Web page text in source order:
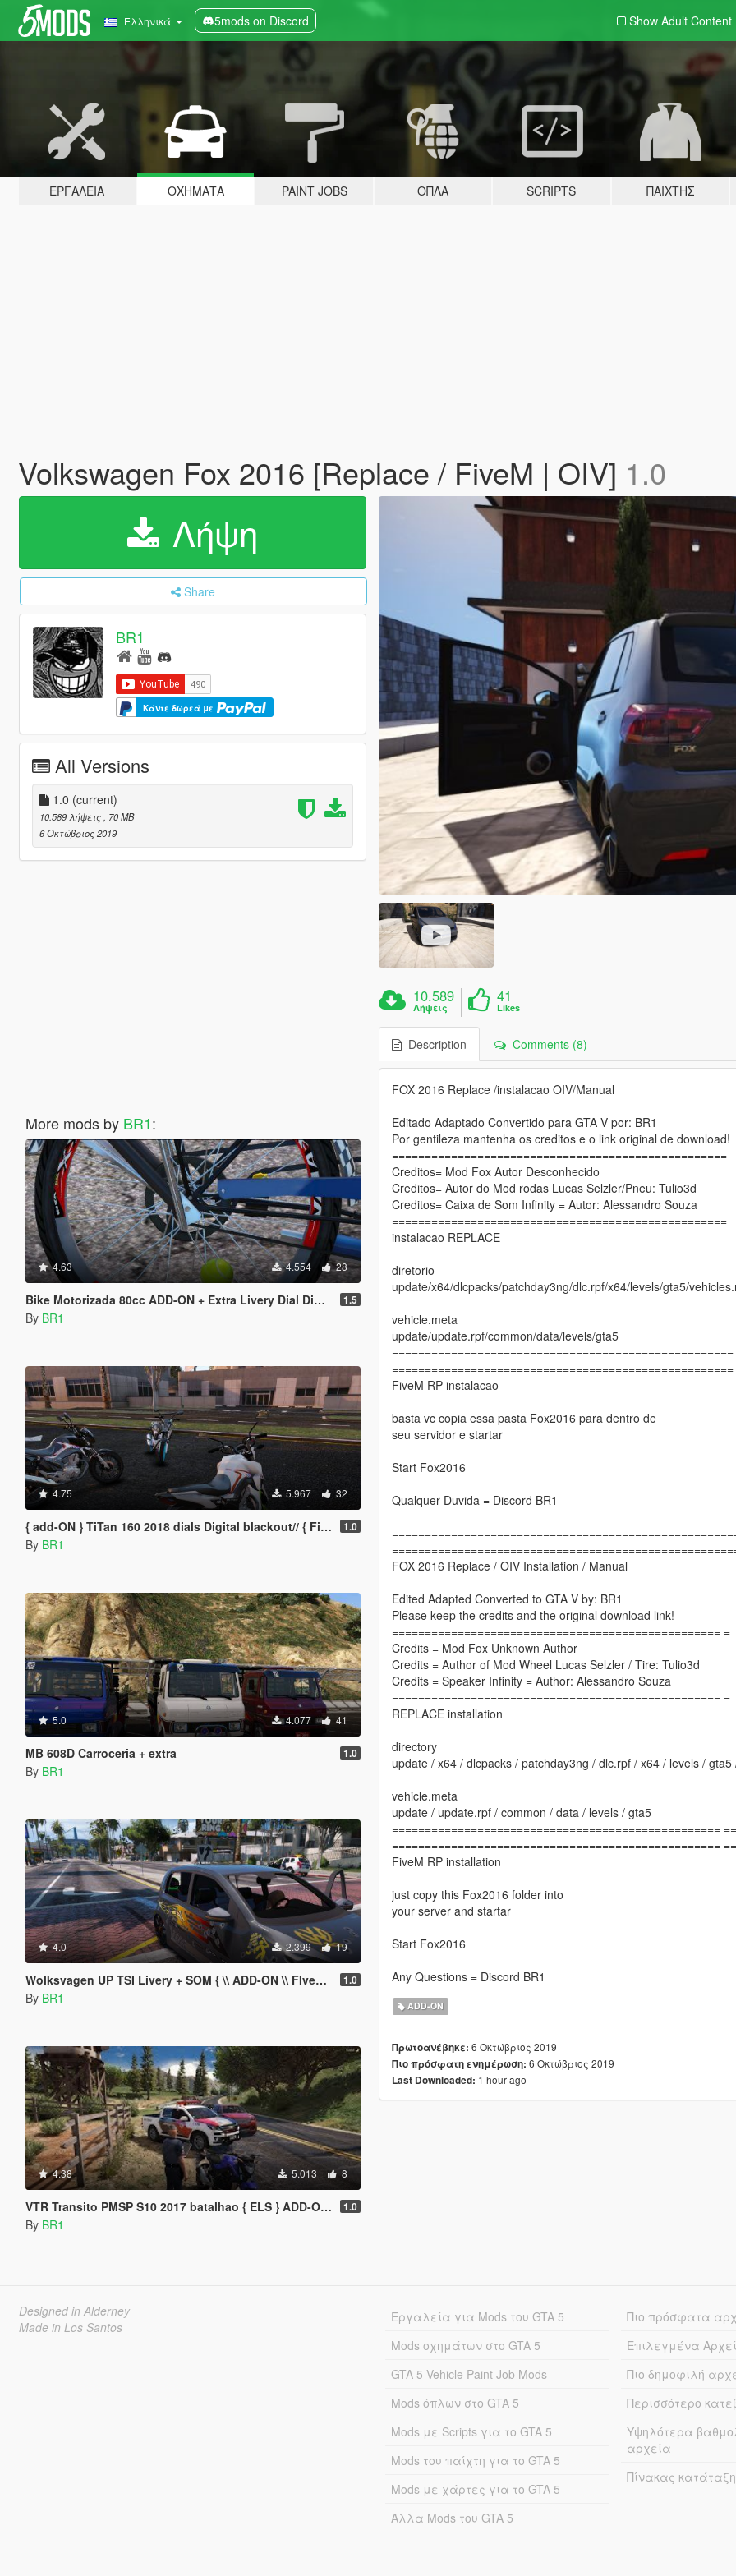
Ελληνικά 5mods on Discord Show Adult Content
ΕΡΓΑΛΕΊΑ ΟΧΉΜΑΤΑ PAINT JOBS ΌΠΛΑ SCRIPTS ΠΑΊΧΤΗΣ
Volkswagen Fox 2016 [Replace / FiveM | OIV] 1.0
Λήψη
Share
BR1
Κάντε δωρεά με
All Versions
1.0 (current)
10.589 λήψεις
, 70 MB
6 Οκτώβριος 2019
More mods by BR1:
4.63 4.554 28
Bike Motorizada 80cc ADD-ON + Extra Livery Dial Digital 1.5
By BR1
4.75 5.967 32
{ add-ON } TiTan 160 2018 dials Digital blackout// { FiVEM } 1.0
By BR1
5.0 4.077 41
MB 608D Carroceria + extra 1.0
By BR1
4.0 2.399 19
Wolksvagen UP TSI Livery + SOM { \\ ADD-ON \\ FIveM } 1.0
By BR1
4.38 5.013 8
VTR Transito PMSP S10 2017 batalhao { ELS } ADD-ON FiveM 1.0
By BR1
10.589
Λήψεις
41
Likes
Description Comments (8)
FOX 2016 Replace /instalacao OIV/Manual
Editado Adaptado Convertido para GTA V por: BR1
Por gentileza mantenha os creditos e o link original de download!
===================================================
Creditos= Mod Fox Autor Desconhecido
Creditos= Autor do Mod rodas Lucas Selzler/Pneu: Tulio3d
Creditos= Caixa de Som Infinity = Autor: Alessandro Souza
===================================================
instalacao REPLACE
diretorio
update/x64/dlcpacks/patchday3ng/dlc.rpf/x64/levels/gta5/
vehicle.meta
update/update.rpf/common/data/levels/gta5
====================================================
====================================================
FiveM RP instalacao
basta vc copia essa pasta Fox2016 para dentro de
seu servidor e startar
Start Fox2016
Qualquer Duvida = Discord BR1
FOX 2016 Replace / OIV Installation / Manual
Edited Adapted Converted to GTA V by: BR1
Please keep the credits and the original download link!
================================================== =
Credits = Mod Fox Unknown Author
Credits = Author of Mod Wheel Lucas Selzler / Tire: Tulio3d
Credits = Speaker Infinity = Author: Alessandro Souza
================================================== =
REPLACE installation
directory
update / x64 / dlcpacks / patchday3ng / dlc.rpf / x64 / levels /
vehicle.meta
update / update.rpf / common / data / levels / gta5
================================================== ==
================================================== ==
FiveM RP installation
just copy this Fox2016 folder into
your server and startar
Start Fox2016
Any Questions = Discord BR1
ADD-ON
Πρωτοανέβηκε: 6 Οκτώβριος 2019
Πιο πρόσφατη ενημέρωση: 6 Οκτώβριος 2019
Last Downloaded: 1 hour ago
Designed in Alderney
Made in Los Santos
Εργαλεία για Mods του GTA 5
Mods οχημάτων στο GTA 5
GTA 5 Vehicle Paint Job Mods
Mods όπλων στο GTA 5
Mods με Scripts για το GTA 5
Mods του παίχτη για το GTA 5
Mods με χάρτες για το GTA 5
Άλλα Mods του GTA 5
Πιο πρόσφατα
Επιλεγμένα
Πιο δημοφιλή
Περισσότερο
Υψηλότερα
αρχεία
Πίνακας